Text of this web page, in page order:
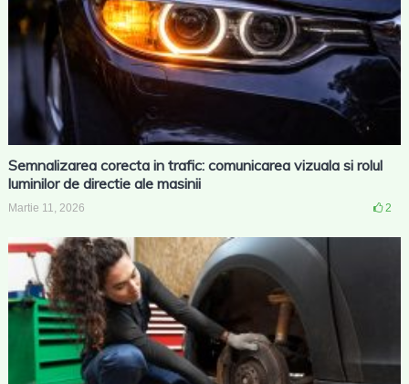
Semnalizarea corecta in trafic: comunicarea vizuala si rolul
luminilor de directie ale masinii
Martie 11, 2026 2